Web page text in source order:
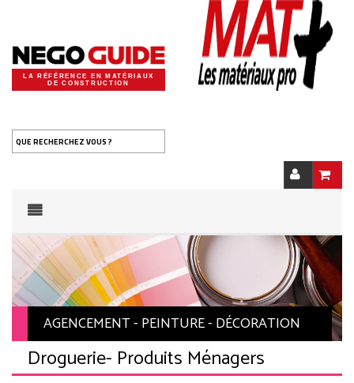
LA RÉFÉRENCE EN MATÉRIAUX
DE CONSTRUCTION
QUE RECHERCHEZ VOUS ?
AGENCEMENT - PEINTURE - DÉCORATION
Droguerie- Produits Ménagers